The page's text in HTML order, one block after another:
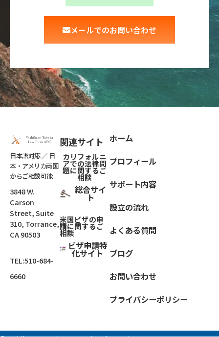
メールでのお問い合わせ
日本語対応 ／ 日
本・アメリカ両国
からご相談可能
3848 W.
Carson
Street, Suite
310, Torrance,
CA 90503
TEL:510-684-
6660
関連サイト
カリフォルニ
アでの法律問
題に関するご
相談
総合サイ
ト
米国ビザの申
請に関するご
相談
ビザ申請特
化サイト
ホーム
プロフィール
サポート内容
設立の流れ
よくある質問
ブログ
お問い合わせ
プライバシーポリシー